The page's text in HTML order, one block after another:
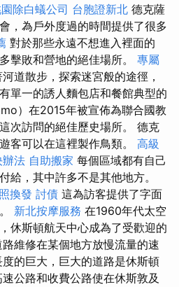
除白蟻公司 台胞證新北 德克薩
，為戶外度過的時間提供了很多
對於那些永遠不想進入裡面的
擊敗和營地的絕佳場所。 專屬
道散步，探索迷宮般的途徑，
單一的誘人麵包店和餐館典型的
）在2015年被宣佈為聯合國教
次訪問的絕佳歷史場所。 德克
客可以在這裡製作鳥類。 高級
辦法 自助搬家 每個區域都有自己
給，其中許多不是其他地方。
換發 討債 這為訪客提供了字面
新北按摩服務 在1960年代太空
休斯頓航天中心成為了受歡迎的
維修在某個地方放慢流量的速
的巨大，巨大的道路是休斯頓
公路和收費公路使在休斯敦及